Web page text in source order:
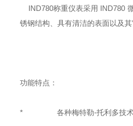
IND780称重仪表采用 IND780
锈钢结构、具有清洁的表面以及
功能特点：
* 各种梅特勒-托利多技术的*